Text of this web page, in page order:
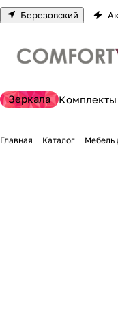
Березовский
Зеркала Комплекты
Главная Каталог Мебель